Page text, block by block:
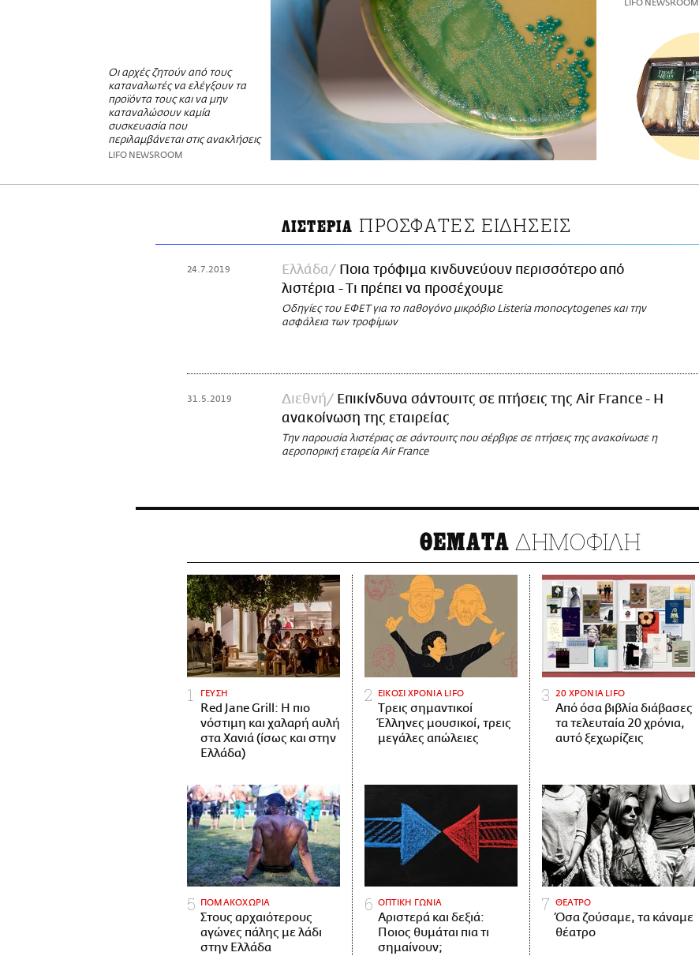
Οι αρχές ζητούν από τους
καταναλωτές να ελέγξουν τα
προϊόντα τους και να μην
καταναλώσουν καμία
συσκευασία που
περιλαμβάνεται στις ανακλήσεις
LIFO NEWSROOM
LIFO NEWSROOM
ΛΙΣΤΕΡΙΑ ΠΡΟΣΦΑΤΕΣ ΕΙΔΗΣΕΙΣ
24.7.2019 Ελλάδα
Ποια τρόφιμα κινδυνεύουν περισσότερο από
λιστέρια - Τι πρέπει να προσέχουμε
Οδηγίες του ΕΦΕΤ για το παθογόνο μικρόβιο Listeria monocytogenes και την
ασφάλεια των τροφίμων
31.5.2019 Διεθνή
Επικίνδυνα σάντουιτς σε πτήσεις της Air France - Η
ανακοίνωση της εταιρείας
Την παρουσία λιστέριας σε σάντουιτς που σέρβιρε σε πτήσεις της ανακοίνωσε η
αεροπορική εταιρεία Air France
ΘΕΜΑΤΑ ΔΗΜΟΦΙΛΗ
ΓΕΥΣΗ
Red Jane Grill: Η πιο
νόστιμη και χαλαρή αυλή
στα Χανιά (ίσως και στην
Ελλάδα)
ΕΙΚΟΣΙ ΧΡΟΝΙΑ LIFO
Tρεις σημαντικοί
Έλληνες μουσικοί, τρεις
μεγάλες απώλειες
20 ΧΡΟΝΙΑ LIFO
Από όσα βιβλία διάβασες
τα τελευταία 20 χρόνια,
αυτό ξεχωρίζεις
ΠΟΜΑΚΟΧΩΡΙΑ
Στους αρχαιότερους
αγώνες πάλης με λάδι
στην Ελλάδα
ΟΠΤΙΚΗ ΓΩΝΙΑ
Αριστερά και δεξιά:
Ποιος θυμάται πια τι
σημαίνουν;
ΘΕΑΤΡΟ
Όσα ζούσαμε, τα κάναμε
θέατρο